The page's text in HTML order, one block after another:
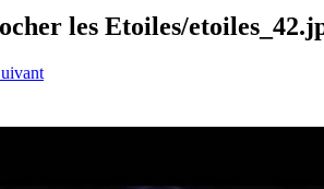
les Etoiles/